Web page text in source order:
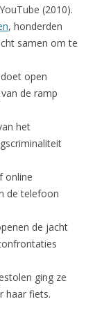
(2010).
, honderden
samen om te
open
de ramp
het
online
de telefoon
de jacht
ging ze
haar fiets.